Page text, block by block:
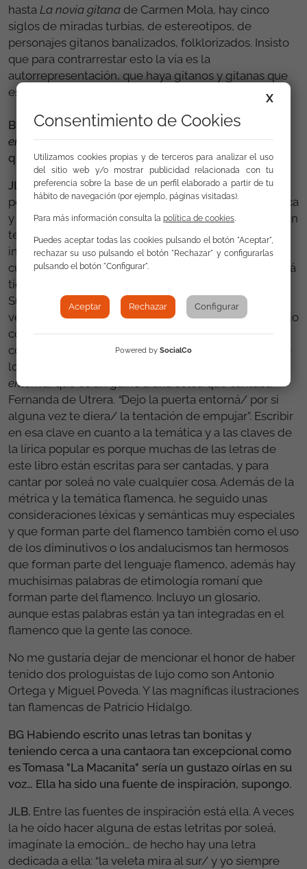
hasta La novia gitana de Carmen Mola, hay cinco
siglos de miradas turbias, de estereotipos, de
personajes gitanos banalizados, folklorizados. Insisto
que para contrarrestar esto la vía es la
autorrepresentación, que haya gitanos y gitanas que
escriban en primera persona en todos los géneros.
BG. Como este poemario que nos traes,La puerta
entorná, un título que tiene una gran sonoridad, ¿a
qué suena, de dónde te inspiras?
JLB.
Surge de una necesidad de buscar una voz
poética que nos conecta con la lírica popular flamenca
y en ella la importancia que los gitanos y lo gitano han
tenido. La lírica popular cuando es buena, es
insuperable, es un tesoro que forma parte del acervo
cultural español y por ende gitano. Un cante por soleá
tiene tres o cuatro versos, yo prefiero los de tres.
Supone decir mucho con tan pocas palabras. ¿Cómo
veinticuatro sílabas pueden contener tanto significado
como para contar una historia, o sugerirla o para
convertirse en un aforismo?, esa brevedad es uno de
los recursos que yo he utilizado en
entorná,que es un guiño a una soleá que cantaba
Fernanda de Utrera. “Dejo la puerta entorná/ por si
alguna vez te diera/ la tentación de empujar”. Escribir
en esa clave en cuanto a la temática y a las claves de
la lírica popular es porque muchas de las letras de
este libro están escritas para ser cantadas, y para
cantar por soleá no vale cualquier cosa. Además de la
métrica y la temática flamenca, he seguido unas
consideraciones léxicas y semánticas muy especiales
y que forman parte del flamenco también como el uso
de los diminutivos o los andalucismos tan hermosos
que forman parte del lenguaje flamenco, además hay
muchísimas palabras de etimología romaní que
forman parte del flamenco. Incluyo un glosario,
aunque estas palabras están ya tan integradas en el
flamenco que la gente las conoce.
No me gustaría dejar de mencionar el honor de haber
tenido dos prologuistas de lujo como son Antonio
Ortega y Miguel Poveda. Y las magníficas ilustraciones
tan flamencas de Patricio Hidalgo.
BG Habiendo escrito unas letras tan bonitas y
teniendo cerca a una cantaora tan excepcional como
es Tomasa "La Macanita" sería un gustazo oírlas en su
voz… Ella ha sido una fuente de inspiración, supongo.
JLB. Entre las fuentes de inspiración está ella. A veces
la he oído hacer alguna de estas letritas por soleá,
imagínate la emoción… de hecho hay una letra
dedicada a ella: “la veleta mira al sur/ y yo siempre
X
Consentimiento de Cookies
Utilizamos cookies propias y de terceros para analizar el uso
del sitio web y/o mostrar publicidad relacionada con tu
preferencia sobre la base de un perfil elaborado a partir de tu
hábito de navegación (por ejemplo, páginas visitadas).
Para más información consulta la política de cookies
Puedes aceptar todas las cookies pulsando el botón "Aceptar",
rechazar su uso pulsando el botón "Rechazar" y configurarlas
pulsando el botón "Configurar".
Aceptar Rechazar Configurar
Powered by SocialCo